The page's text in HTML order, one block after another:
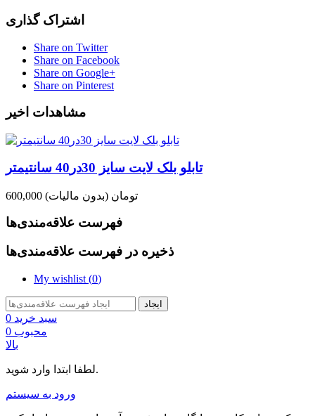
اشتراک گذاری
Share on Twitter
Share on Facebook
Share on Google+
Share on Pinterest
مشاهدات اخیر
تابلو بلک لایت سایز 30در40 سانتیمتر
600,000 تومان (بدون مالیات)
فهرست علاقه‌مندی‌ها
ذخیره در فهرست علاقه‌مندی‌ها
My wishlist (0)
ایجاد
سبد خرید 0
محبوب 0
بالا
لطفا ابتدا وارد شوید.
ورود به سیستم